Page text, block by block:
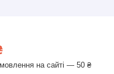
на сайті — 50 ₴